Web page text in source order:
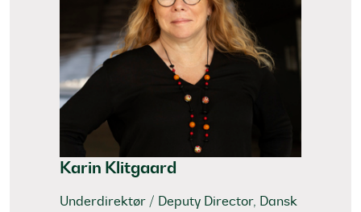
Karin Klitgaard
Underdirektør / Deputy Director, Dansk